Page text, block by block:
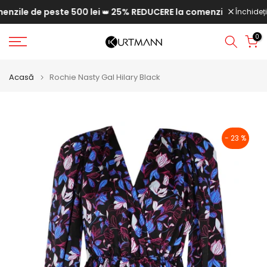
Săriți
la
conținut
de peste 500 lei 👑25% REDUCERE la comenzile de peste
Închideți
0
Acasă Rochie Nasty Gal Hilary Black
- 23 %